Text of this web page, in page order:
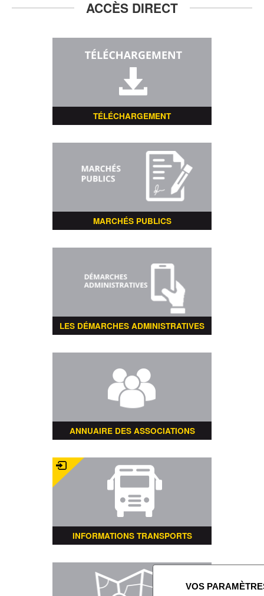
ACCÈS DIRECT
TÉLÉCHARGEMENT
MARCHÉS PUBLICS
LES DÉMARCHES ADMINISTRATIVES
ANNUAIRE DES ASSOCIATIONS
INFORMATIONS TRANSPORTS